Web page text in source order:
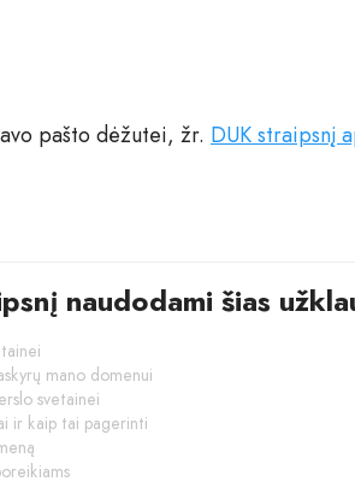
pašto dėžutei, žr. DUK straipsnį
naudodami šias
mano domenui
svetainei
ir kaip tai pagerinti